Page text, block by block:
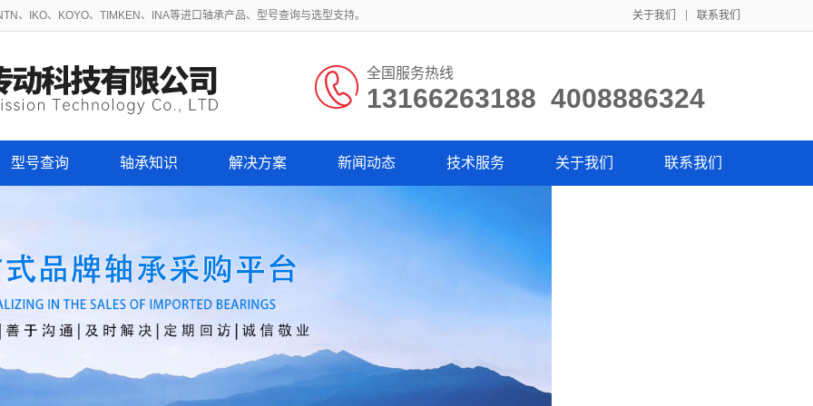
、IKO、KOYO、TIMKEN、INA等进口轴承产品、型号查询与选型支持。 关于我们 联系我们
全国服务热线
13166263188 4008886324
型号查询 轴承知识 解决方案 新闻动态 技术服务 关于我们 联系我们